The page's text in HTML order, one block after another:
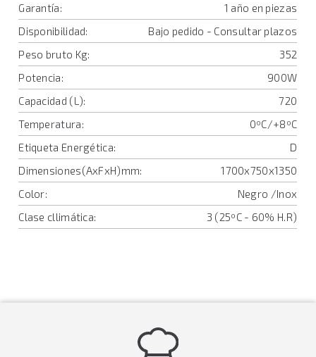
Garantía:
1 año en piezas
Disponibilidad:
Bajo pedido - Consultar plazos
Peso bruto Kg:
352
Potencia:
900W
Capacidad (L):
720
Temperatura:
0ºC/+8ºC
Etiqueta Energética:
D
Dimensiones(AxFxH)mm:
1700x750x1350
Color:
Negro /Inox
Clase cllimática:
3 (25ºC - 60% H.R)